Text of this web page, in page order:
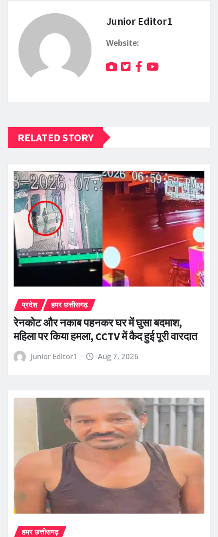
Junior Editor1
Website:
RELATED STORY
प्रदेश हमर छत्तीसगढ़
रेनकोट और नकाब पहनकर घर में घुसा बदमाश,
महिला पर किया हमला, CCTV में कैद हुई पूरी वारदात
Junior Editor1 Aug 7, 2026
हमर छत्तीसगढ़